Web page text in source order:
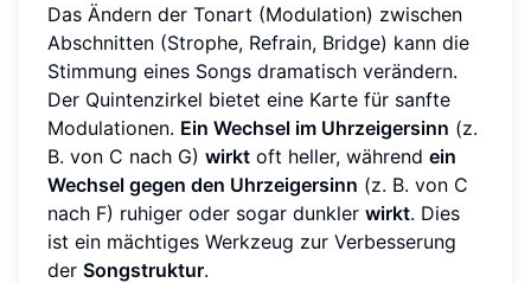
Das Ändern der Tonart (Modulation) zwischen
Abschnitten (Strophe, Refrain, Bridge) kann die
Stimmung eines Songs dramatisch verändern.
Der Quintenzirkel bietet eine Karte für sanfte
Modulationen. Ein Wechsel im Uhrzeigersinn (z.
B. von C nach G) wirkt oft heller, während ein
Wechsel gegen den Uhrzeigersinn (z. B. von C
nach F) ruhiger oder sogar dunkler wirkt. Dies
ist ein mächtiges Werkzeug zur Verbesserung
der Songstruktur.